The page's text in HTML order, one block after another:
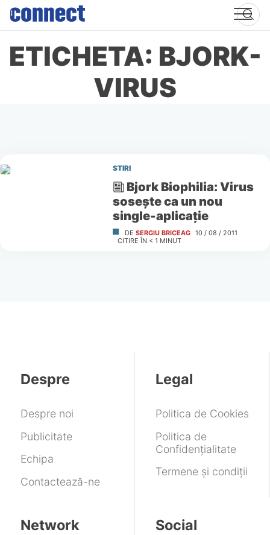
Skip
content
ETICHETA: BJORK-
VIRUS
STIRI
Bjork Biophilia: Virus
soseşte ca un nou
single-aplicaţie
DE SERGIU BRICEAG 10 / 08 / 2011
CITIRE ÎN < 1 MINUT
Despre
Despre noi
Publicitate
Echipa
Contactează-ne
Legal
Politica de Cookies
Politica de
Confidențialitate
Termene și condiții
Network Social